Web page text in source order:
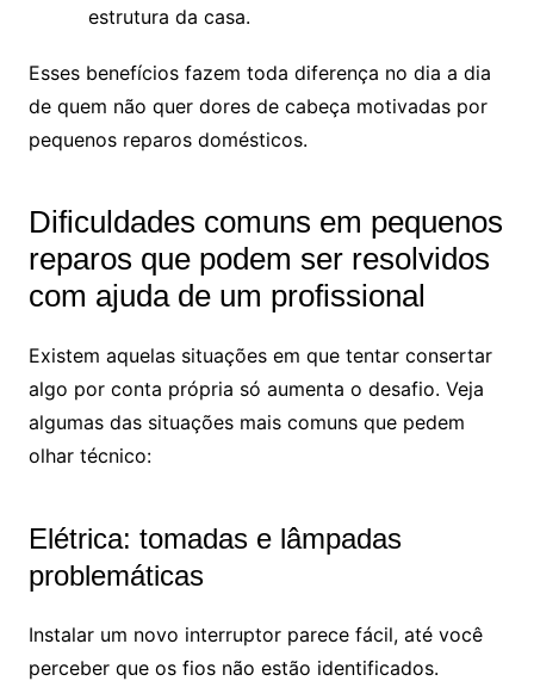
estrutura da casa.
Esses benefícios fazem toda diferença no dia a dia
de quem não quer dores de cabeça motivadas por
pequenos reparos domésticos.
Dificuldades comuns em pequenos
reparos que podem ser resolvidos
com ajuda de um profissional
Existem aquelas situações em que tentar consertar
algo por conta própria só aumenta o desafio. Veja
algumas das situações mais comuns que pedem
olhar técnico:
Elétrica: tomadas e lâmpadas
problemáticas
Instalar um novo interruptor parece fácil, até você
perceber que os fios não estão identificados.